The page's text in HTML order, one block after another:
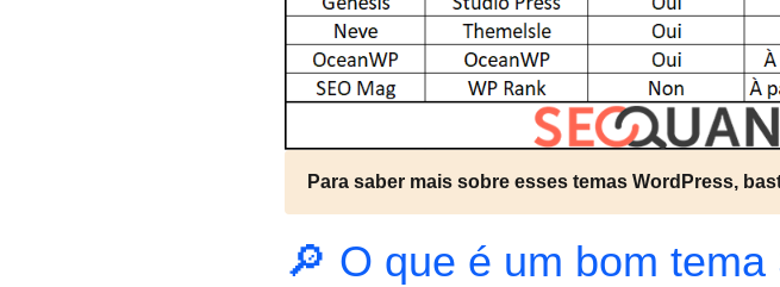
Para saber mais sobre esses temas WordPress,
🔎 O que é um bom